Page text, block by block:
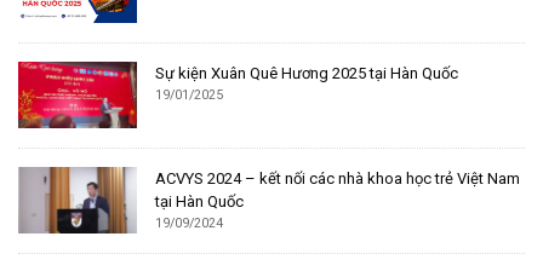
Sự kiện Xuân Quê Hương 2025 tại Hàn Quốc
19/01/2025
ACVYS 2024 – kết nối các nhà khoa học trẻ Việt Nam
tại Hàn Quốc
19/09/2024